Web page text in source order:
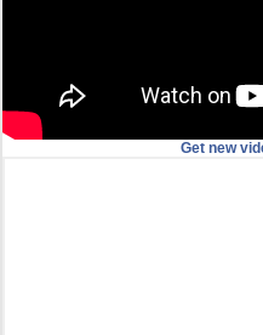
Get new